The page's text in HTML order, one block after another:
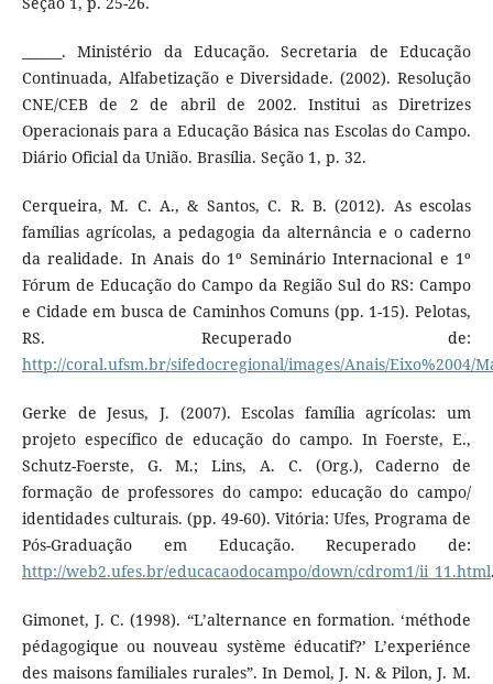
______. Ministério da Educação. Secretaria de Educação
Continuada, Alfabetização e Diversidade. (2002). Resolução
CNE/CEB de 2 de abril de 2002. Institui as Diretrizes
Operacionais para a Educação Básica nas Escolas do Campo.
Diário Oficial da União. Brasília. Seção 1, p. 32.
Cerqueira, M. C. A., & Santos, C. R. B. (2012). As escolas
famílias agrícolas, a pedagogia da alternância e o caderno
da realidade. In Anais do 1º Seminário Internacional e 1º
Fórum de Educação do Campo da Região Sul do RS: Campo
e Cidade em busca de Caminhos Comuns (pp. 1-15). Pelotas,
RS. Recuperado de:
http://coral.ufsm.br/sifedocregional/images/Anais/Eixo%2004/
Gerke de Jesus, J. (2007). Escolas família agrícolas: um
projeto específico de educação do campo. In Foerste, E.,
Schutz-Foerste, G. M.; Lins, A. C. (Org.), Caderno de
formação de professores do campo: educação do campo/
identidades culturais. (pp. 49-60). Vitória: Ufes, Programa de
Pós-Graduação em Educação. Recuperado de:
http://web2.ufes.br/educacaodocampo/down/cdrom1/ii_11.html
Gimonet, J. C. (1998). “L’alternance en formation. ‘méthode
pédagogique ou nouveau système éducatif?’ L’experiénce
des maisons familiales rurales”. In Demol, J. N. & Pilon, J. M.